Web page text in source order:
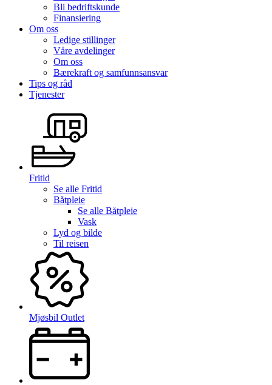
Bli bedriftskunde
Finansiering
Om oss
Ledige stillinger
Våre avdelinger
Om oss
Bærekraft og samfunnsansvar
Tips og råd
Tjenester
Fritid
Se alle Fritid
Båtpleie
Se alle Båtpleie
Vask
Lyd og bilde
Til reisen
Mjøsbil Outlet